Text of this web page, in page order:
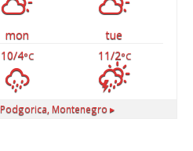
mon
tue
10/4°C 11/2°C
Podgorica, Montenegro ▸